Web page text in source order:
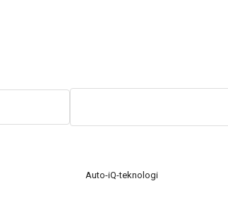
Auto-iQ-teknologi